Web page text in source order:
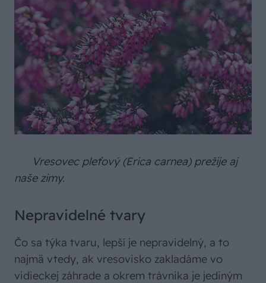
Vresovec pleťový (Erica carnea) prežije aj
naše zimy.
Nepravidelné tvary
Čo sa týka tvaru, lepší je nepravidelný, a to
najmä vtedy, ak vresovisko zakladáme vo
vidieckej záhrade a okrem trávnika je jediným